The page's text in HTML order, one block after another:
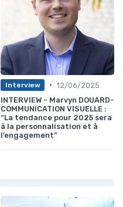
Interview • 12/06/2025
INTERVIEW - Marvyn DOUARD-
COMMUNICATION VISUELLE :
“La tendance pour 2025 sera
à la personnalisation et à
l’engagement”